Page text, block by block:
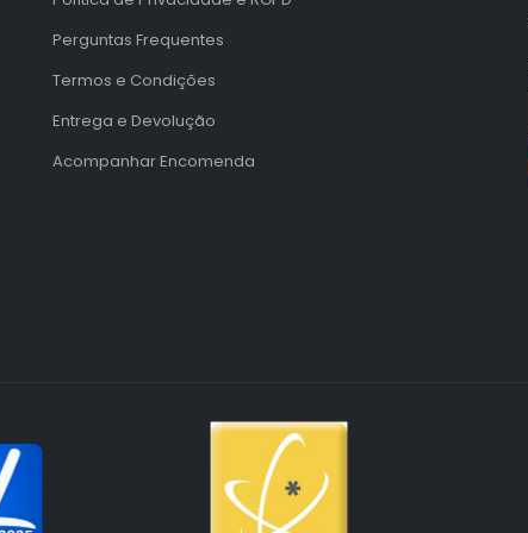
Perguntas Frequentes
Termos e Condições
Entrega e Devolução
Acompanhar Encomenda